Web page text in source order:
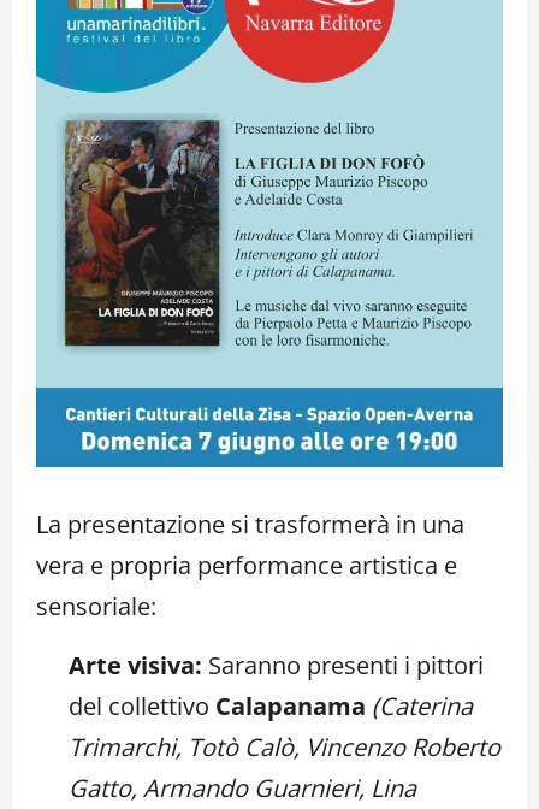
La presentazione si trasformerà in una
vera e propria performance artistica e
sensoriale:
Arte visiva: Saranno presenti i pittori
del collettivo Calapanama (Caterina
Trimarchi, Totò Calò, Vincenzo Roberto
Gatto, Armando Guarnieri, Lina